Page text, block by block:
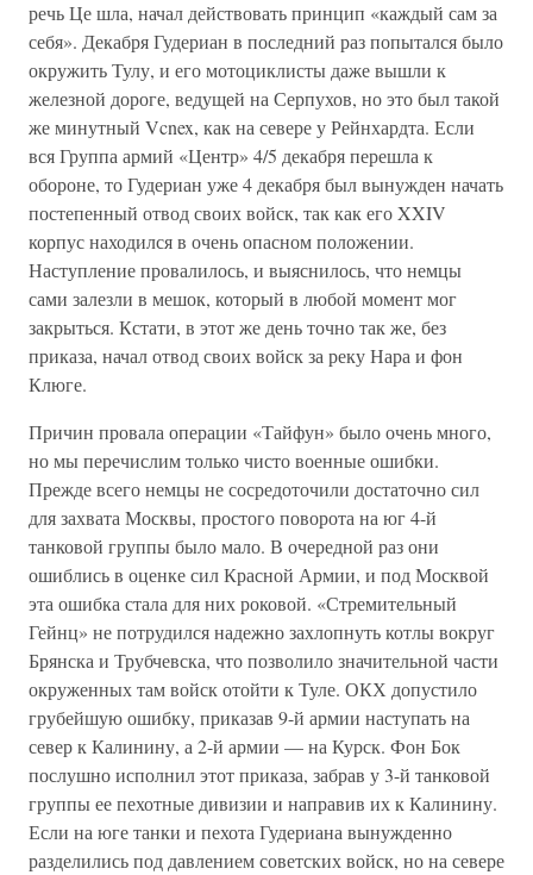
речь Це шла, начал действовать принцип «каждый сам за
себя». Декабря Гудериан в последний раз попытался было
окружить Тулу, и его мотоциклисты даже вышли к
железной дороге, ведущей на Серпухов, но это был такой
же минутный Vcnex, как на севере у Рейнхардта. Если
вся Группа армий «Центр» 4/5 декабря перешла к
обороне, то Гудериан уже 4 декабря был вынужден начать
постепенный отвод своих войск, так как его XXIV
корпус находился в очень опасном положении.
Наступление провалилось, и выяснилось, что немцы
сами залезли в мешок, который в любой момент мог
закрыться. Кстати, в этот же день точно так же, без
приказа, начал отвод своих войск за реку Нара и фон
Клюге.
Причин провала операции «Тайфун» было очень много,
но мы перечислим только чисто военные ошибки.
Прежде всего немцы не сосредоточили достаточно сил
для захвата Москвы, простого поворота на юг 4-й
танковой группы было мало. В очередной раз они
ошиблись в оценке сил Красной Армии, и под Москвой
эта ошибка стала для них роковой. «Стремительный
Гейнц» не потрудился надежно захлопнуть котлы вокруг
Брянска и Трубчевска, что позволило значительной части
окруженных там войск отойти к Туле. ОКХ допустило
грубейшую ошибку, приказав 9-й армии наступать на
север к Калинину, а 2-й армии — на Курск. Фон Бок
послушно исполнил этот приказа, забрав у 3-й танковой
группы ее пехотные дивизии и направив их к Калинину.
Если на юге танки и пехота Гудериана вынужденно
разделились под давлением советских войск, но на севере